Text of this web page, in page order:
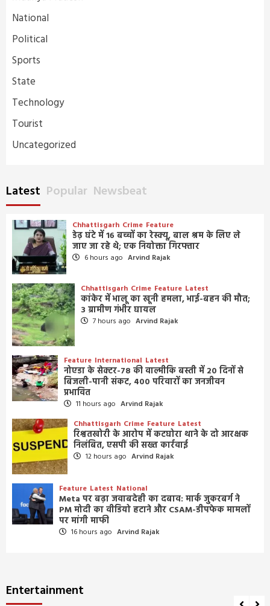
National
Political
Sports
State
Technology
Tourist
Uncategorized
Latest Popular Newsbeat
Chhattisgarh Crime Feature
डेढ़ घंटे में 16 बच्चों का रेस्क्यू, बाल श्रम के लिए ले
जाए जा रहे थे; एक नियोक्ता गिरफ्तार
6 hours ago Arvind Rajak
Chhattisgarh Crime Feature Latest
कांकेर में भालू का खूनी हमला, भाई-बहन की मौत;
3 ग्रामीण गंभीर घायल
7 hours ago Arvind Rajak
Feature International Latest
नोएडा के सेक्टर-78 की वाल्मीकि बस्ती में 20 दिनों से
बिजली-पानी संकट, 400 परिवारों का जनजीवन
प्रभावित
11 hours ago Arvind Rajak
Chhattisgarh Crime Feature Latest
रिश्वतखोरी के आरोप में कटघोरा थाने के दो आरक्षक
निलंबित, एसपी की सख्त कार्रवाई
12 hours ago Arvind Rajak
Feature Latest National
Meta पर बढ़ा जवाबदेही का दबाव: मार्क जुकरबर्ग ने
PM मोदी का वीडियो हटाने और CSAM-डीपफेक मामलों
पर मांगी माफी
16 hours ago Arvind Rajak
Entertainment